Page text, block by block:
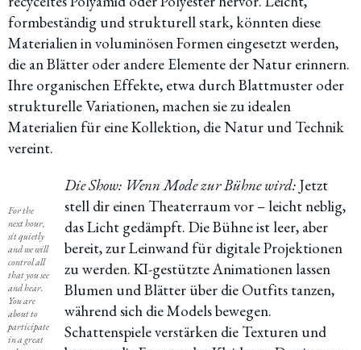
formbeständig und strukturell stark, könnten diese
Materialien in voluminösen Formen eingesetzt werden,
die an Blätter oder andere Elemente der Natur erinnern.
Ihre organischen Effekte, etwa durch Blattmuster oder
strukturelle Variationen, machen sie zu idealen
Materialien für eine Kollektion, die Natur und Technik
vereint.
For the
next hour,
sit quietly
and we will
control all
that you see
and hear.
You are
about to
participate
in a great
Die Show: Wenn Mode zur Bühne wird: Jetzt
stell dir einen Theaterraum vor – leicht neblig,
das Licht gedämpft. Die Bühne ist leer, aber
bereit, zur Leinwand für digitale Projektionen
zu werden. KI-gestützte Animationen lassen
Blumen und Blätter über die Outfits tanzen,
während sich die Models bewegen.
Schattenspiele verstärken die Texturen und